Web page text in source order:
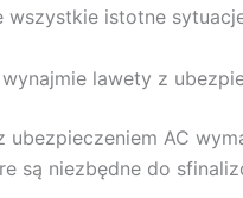
wszystkie istotne
lawety z
ubezpieczeniem AC
są niezbędne do